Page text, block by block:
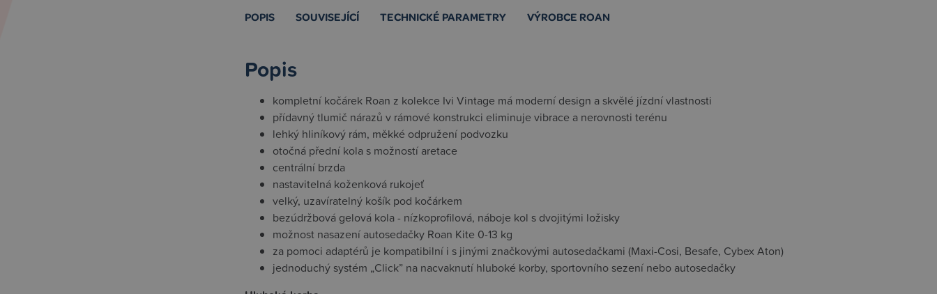
POPIS SOUVISEJÍCÍ TECHNICKÉ PARAMETRY VÝROBCE ROAN
Popis
kompletní kočárek Roan z kolekce Ivi Vintage má moderní design a skvělé jízdní vlastnosti
přídavný tlumič nárazů v rámové konstrukci eliminuje vibrace a nerovnosti terénu
lehký hliníkový rám, měkké odpružení podvozku
otočná přední kola s možností aretace
centrální brzda
nastavitelná koženková rukojeť
velký, uzavíratelný košík pod kočárkem
bezúdržbová gelová kola - nízkoprofilová, náboje kol s dvojitými ložisky
možnost nasazení autosedačky Roan Kite 0-13 kg
za pomoci adaptérů je kompatibilní i s jinými značkovými autosedačkami (Maxi-Cosi, Besafe, Cybex Aton)
jednoduchý systém „Click” na nacvaknutí hluboké korby, sportovního sezení nebo autosedačky